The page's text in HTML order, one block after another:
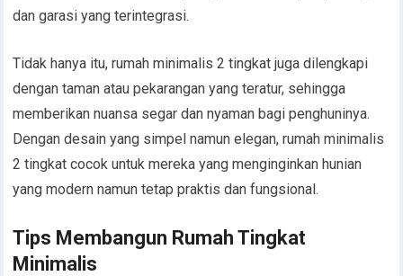
dan garasi yang terintegrasi.
Tidak hanya itu, rumah minimalis 2 tingkat juga dilengkapi
dengan taman atau pekarangan yang teratur, sehingga
memberikan nuansa segar dan nyaman bagi penghuninya.
Dengan desain yang simpel namun elegan, rumah minimalis
2 tingkat cocok untuk mereka yang menginginkan hunian
yang modern namun tetap praktis dan fungsional.
Tips Membangun Rumah Tingkat
Minimalis